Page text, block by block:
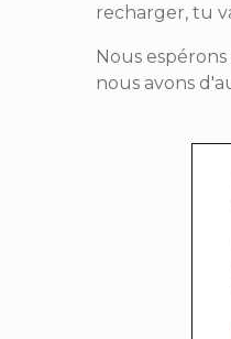
recharger, tu
Nous
nous avons